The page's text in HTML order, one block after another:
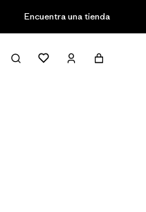
Encuentra una tienda
Filter & Sort